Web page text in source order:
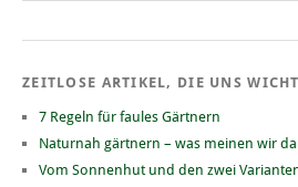
ZEITLOSE ARTIKEL, DIE UNS
7 Regeln für faules Gärtnern
Naturnah gärtnern – was meinen wir
Vom Sonnenhut und den zwei